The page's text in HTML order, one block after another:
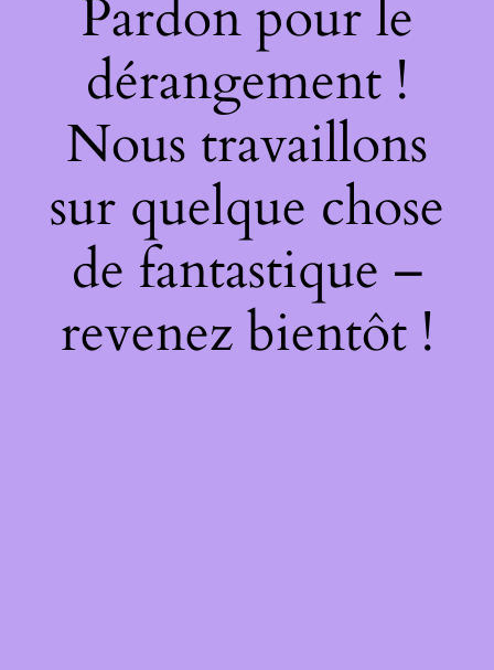
Pardon pour le
dérangement !
Nous travaillons
sur quelque chose
de fantastique –
revenez bientôt !